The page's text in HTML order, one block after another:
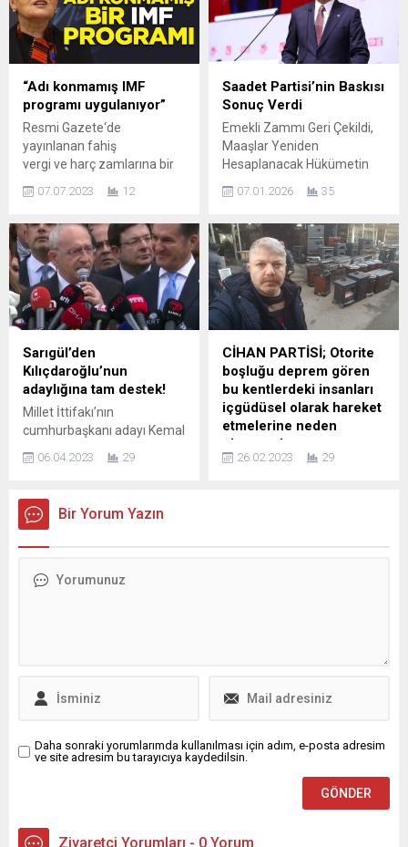
“Emekliler aç, emekliyi
konuşmayacağım da ne
konuşacağım? Şimdi
buradan Sayın Erdoğan’a bir
kez daha sesleniyorum
Cumhurbaşkanı olarak her
şeyimizde bakın tam bugün
sayarsak 16 günümüz var
seçime emeklilerimize
bayramda 7 bin lira ikramiye
vereceksin”...
gezmesini asla kabul
etmiyorum. Yeri geldiğinde
onların da hesap vermesi
lazım. Yazıktır; günahtır. Bu
kadar insanın kanı yerde
kalmamalı” dedi. Millet
İttifakı’nın Cumhurbaşkanı
adayı ve CHP lideri Kemal...
“Adı konmamış IMF
programı uygulanıyor”
Resmi Gazete‘de
yayınlanan fahiş
vergi ve harç zamlarına bir
Başkanı Meral Akşener‘den
konmamış IMF programı”
diyerek eleştirdi. Twitter
hesabından paylaşım yapan
Akşener, şu ifadeleri
kullandı: “Memleketimizde
adı konmamış bir IMF
programı uygulanıyor. Her
şeye gelen zamlarla
maaşlar daha yatmadan
erimeye devam ediyor.
Bütçe açığını, tüm...
07.07.2023 12
Saadet Partisi’nin Baskısı
Sonuç Verdi
Emekli Zammı Geri Çekildi,
Maaşlar Yeniden
Hesaplanacak Hükümetin
ilgilendiren maaş artışı
Ankara’da siyasi dengeleri
yeniden hareketlendirdi. En
düşük emekli aylığına
yalnızca 2 bin TL’lik artış
öngören düzenleme,
kamuoyunda büyük tepkiyle
karşılanırken, muhalefetin
ve özellikle Saadet
Partisi’nin yoğun baskısı
sürecin seyrini değiştirdi.
Açıklanan zam oranının,...
07.01.2026 35
Sarıgül’den
Kılıçdaroğlu’nun
adaylığına tam destek!
Millet İttifakı’nın
cumhurbaşkanı adayı Kemal
Kılıçdaroğlu, Türkiye Değişim
Partisi (TDP) Genel
Mustafa Sarıgül’ü ziyaret
etti. Sarıgül, Kılıçdaroğlu’nun
Başkan Yardımcısı Hasan
06.04.2023 29
CİHAN PARTİSİ; Otorite
boşluğu deprem gören
bu kentlerdeki insanları
içgüdüsel olarak hareket
etmelerine neden
olmuştur!
Cihan Partisi Genel Başkanı
ÇÖZÜM RAPORU GİRİŞ
Şubat...
26.02.2023 29
Bir Yorum Yazın
Daha sonraki yorumlarımda kullanılması için adım, e-posta adresim
ve site adresim bu tarayıcıya kaydedilsin.
Ziyaretçi Yorumları - 0 Yorum